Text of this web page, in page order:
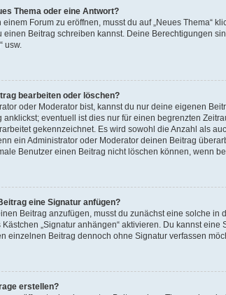
Thema oder eine Antwort?
Forum zu eröffnen, musst du auf „Neues Thema“
einen Beitrag schreiben kannst. Deine Berechtigungen
usw.
bearbeiten oder löschen?
oder Moderator bist, kannst du nur deine eigenen
anklickst; eventuell ist dies nur für einen begrenzten
gekennzeichnet. Es wird sowohl die Anzahl als
ein Administrator oder Moderator deinen Beitrag
Benutzer einen Beitrag nicht löschen können, wenn
eine Signatur anfügen?
Beitrag anzufügen, musst du zunächst eine solche
„Signatur anhängen“ aktivieren. Du kannst
einzelnen Beitrag dennoch ohne Signatur verfassen
erstellen?